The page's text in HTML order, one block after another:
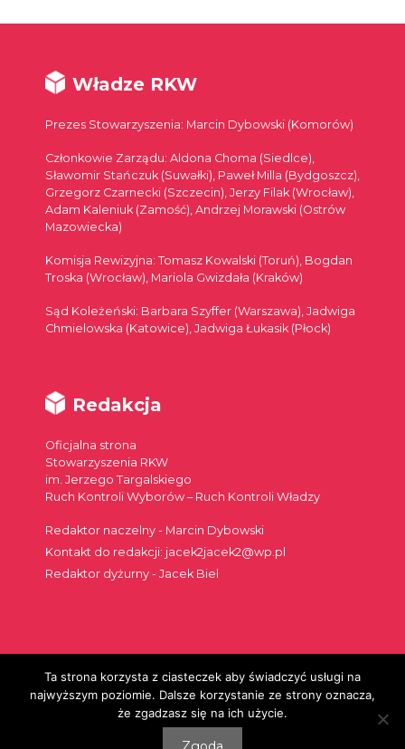
Władze RKW
Prezes Stowarzyszenia: Marcin Dybowski (Komorów)
Członkowie Zarządu: Aldona Choma (Siedlce),
Sławomir Stańczuk (Suwałki), Paweł Milla (Bydgoszcz),
Grzegorz Czarnecki (Szczecin), Jerzy Filak (Wrocław),
Adam Kaleniuk (Zamość), Andrzej Morawski (Ostrów
Mazowiecka)
Komisja Rewizyjna: Tomasz Kowalski (Toruń), Bogdan
Troska (Wrocław), Mariola Gwizdała (Kraków)
Sąd Koleżeński: Barbara Szyffer (Warszawa), Jadwiga
Chmielowska (Katowice), Jadwiga Łukasik (Płock)
Redakcja
Oficjalna strona
Stowarzyszenia RKW
im. Jerzego Targalskiego
Ruch Kontroli Wyborów – Ruch Kontroli Władzy
Redaktor naczelny - Marcin Dybowski
Kontakt do redakcji: jacek2jacek2@wp.pl
Redaktor dyżurny - Jacek Biel
Szukaj:
Ta strona korzysta z ciasteczek aby świadczyć usługi na
najwyższym poziomie. Dalsze korzystanie ze strony oznacza,
że zgadzasz się na ich użycie.